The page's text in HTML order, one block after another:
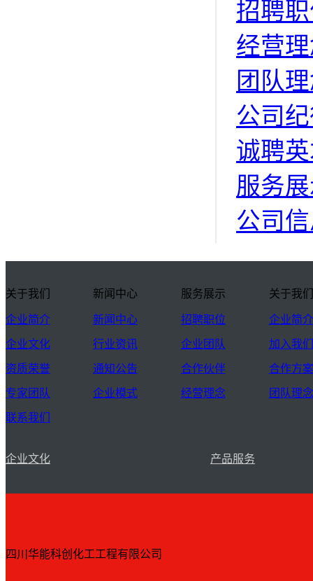
招聘
经营
团队
公司
诚聘
服务
公司
关于我们
企业简介
企业文化
资质荣誉
专家团队
联系我们
新闻中心
新闻中心
行业资讯
通知公告
企业模式
服务展示
招聘职位
企业团队
合作伙伴
经营理念
关于我们
企业简介
加入我们
合作方案
团队理念
企业文化 产品服务
四川华能科创化工工程有限公司